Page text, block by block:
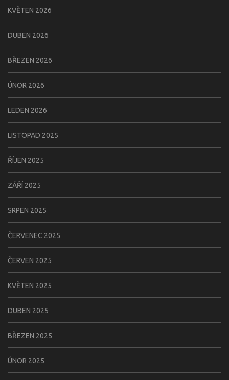
KVĚTEN 2026
DUBEN 2026
BŘEZEN 2026
ÚNOR 2026
LEDEN 2026
LISTOPAD 2025
ŘÍJEN 2025
ZÁŘÍ 2025
SRPEN 2025
ČERVENEC 2025
ČERVEN 2025
KVĚTEN 2025
DUBEN 2025
BŘEZEN 2025
ÚNOR 2025